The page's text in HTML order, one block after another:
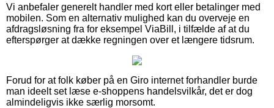
Vi anbefaler generelt handler med kort eller betalinger med
mobilen. Som en alternativ mulighed kan du overveje en
afdragsløsning fra for eksempel ViaBill, i tilfælde af at du
efterspørger at dække regningen over et længere tidsrum.
Forud for at folk køber på en Giro internet forhandler burde
man ideelt set læse e-shoppens handelsvilkår, det er dog
almindeligvis ikke særlig morsomt.